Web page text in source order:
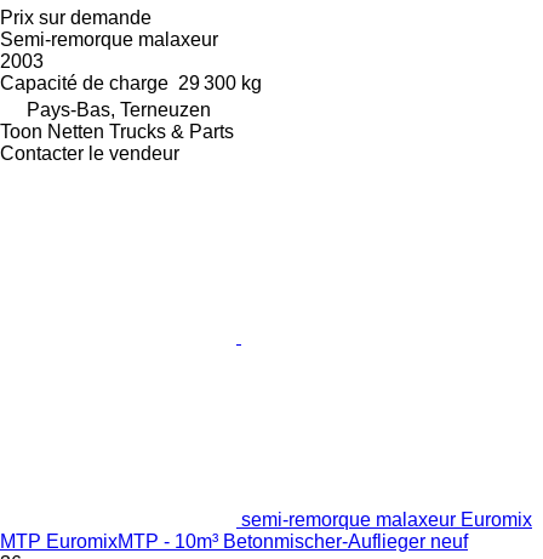
Prix sur demande
Semi-remorque malaxeur
2003
Capacité de charge 29 300 kg
Pays-Bas, Terneuzen
Toon Netten Trucks & Parts
Contacter le vendeur
semi-remorque malaxeur Euromix
MTP EuromixMTP - 10m³ Betonmischer-Auflieger neuf